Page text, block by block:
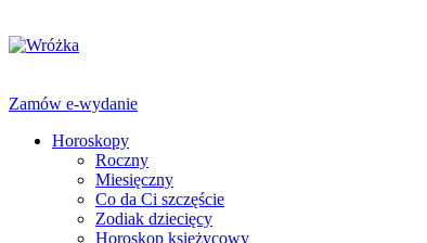
Zamów e-wydanie
Horoskopy
Roczny
Miesięczny
Co da Ci szczęście
Zodiak dziecięcy
Horoskop księżycowy